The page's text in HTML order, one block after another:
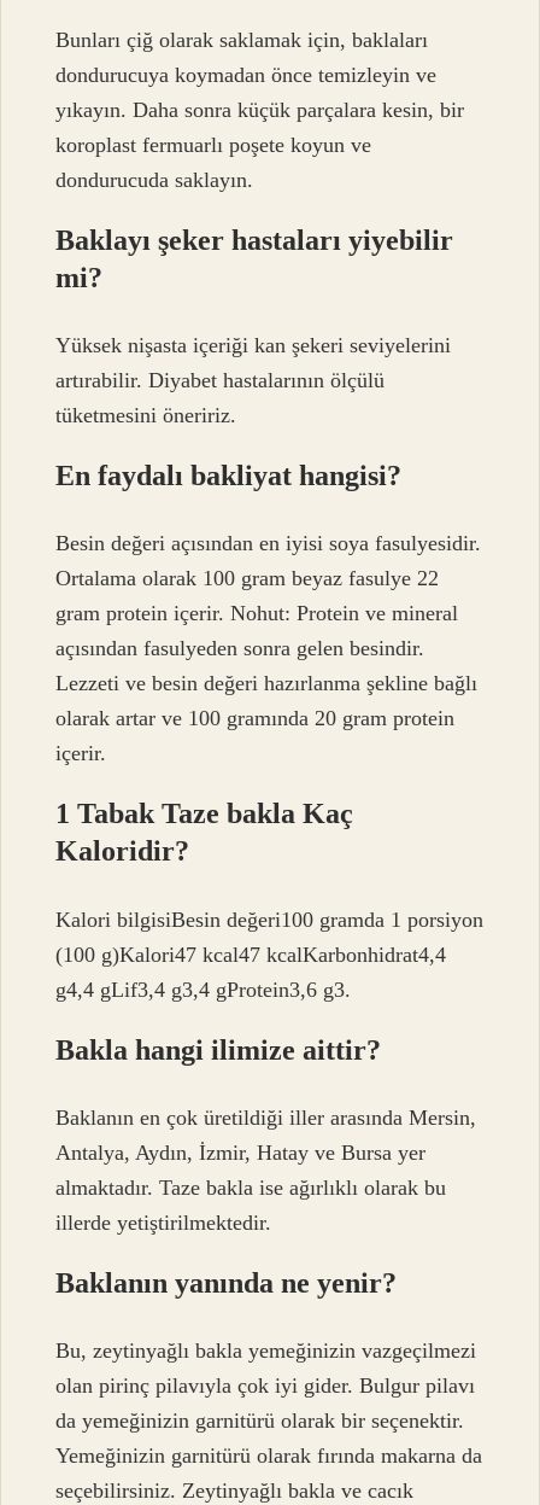
Bunları çiğ olarak saklamak için, baklaları
dondurucuya koymadan önce temizleyin ve
yıkayın. Daha sonra küçük parçalara kesin, bir
koroplast fermuarlı poşete koyun ve
dondurucuda saklayın.
Baklayı şeker hastaları yiyebilir
mi?
Yüksek nişasta içeriği kan şekeri seviyelerini
artırabilir. Diyabet hastalarının ölçülü
tüketmesini öneririz.
En faydalı bakliyat hangisi?
Besin değeri açısından en iyisi soya fasulyesidir.
Ortalama olarak 100 gram beyaz fasulye 22
gram protein içerir. Nohut: Protein ve mineral
açısından fasulyeden sonra gelen besindir.
Lezzeti ve besin değeri hazırlanma şekline bağlı
olarak artar ve 100 gramında 20 gram protein
içerir.
1 Tabak Taze bakla Kaç
Kaloridir?
Kalori bilgisiBesin değeri100 gramda 1 porsiyon
(100 g)Kalori47 kcal47 kcalKarbonhidrat4,4
g4,4 gLif3,4 g3,4 gProtein3,6 g3.
Bakla hangi ilimize aittir?
Baklanın en çok üretildiği iller arasında Mersin,
Antalya, Aydın, İzmir, Hatay ve Bursa yer
almaktadır. Taze bakla ise ağırlıklı olarak bu
illerde yetiştirilmektedir.
Baklanın yanında ne yenir?
Bu, zeytinyağlı bakla yemeğinizin vazgeçilmezi
olan pirinç pilavıyla çok iyi gider. Bulgur pilavı
da yemeğinizin garnitürü olarak bir seçenektir.
Yemeğinizin garnitürü olarak fırında makarna da
seçebilirsiniz. Zeytinyağlı bakla ve cacık